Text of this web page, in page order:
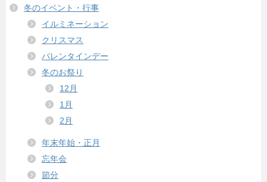
冬のイベント・行事
イルミネーション
クリスマス
バレンタインデー
冬のお祭り
12月
1月
2月
年末年始・正月
忘年会
節分